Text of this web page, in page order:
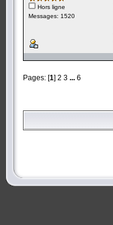
Hors ligne
Messages: 1520
Pages: [1] 2 3 ... 6